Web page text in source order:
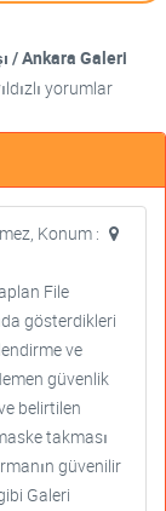
/ Ankara Galeri
yorumlar
Konum :
File
gösterdikleri
ve
güvenlik
belirtilen
takması
güvenilir
Galeri